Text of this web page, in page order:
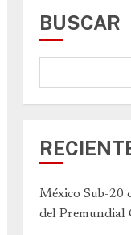
BUSCAR
México Sub-20
del Premundial